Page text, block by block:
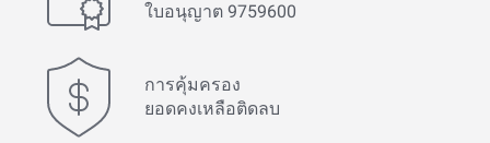
ใบอนุญาต 9759600
การคุ้มครอง
ยอดคงเหลือติดลบ